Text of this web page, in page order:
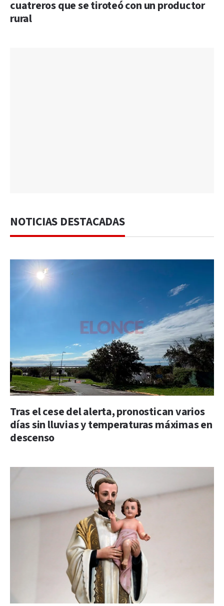
cuatreros que se tiroteó con un productor
rural
NOTICIAS DESTACADAS
Tras el cese del alerta, pronostican varios
días sin lluvias y temperaturas máximas en
descenso